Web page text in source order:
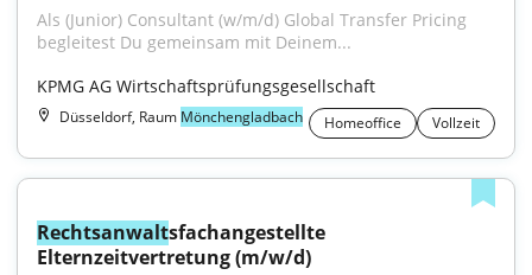
Als (Junior) Consultant (w/m/d) Global Transfer Pricing
begleitest Du gemeinsam mit Deinem...
KPMG AG Wirtschaftsprüfungsgesellschaft
Düsseldorf, Raum Mönchengladbach Homeoffice Vollzeit
Rechtsanwaltsfachangestellte
Elternzeitvertretung (m/w/d)